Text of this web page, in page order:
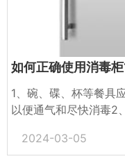
如何正确使用消毒
1、碗、碟、杯等餐具
以便通气和尽快消毒2
消毒，...
2024-03-05